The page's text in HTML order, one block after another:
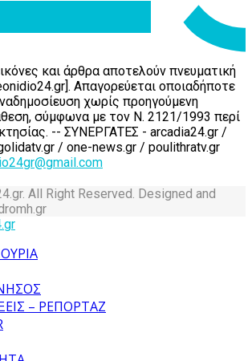
και άρθρα αποτελούν πνευματική
Απαγορεύεται οποιαδήποτε
χωρίς προηγούμενη
σύμφωνα με τον Ν. 2121/1993 περί
-- ΣΥΝΕΡΓΑΤΕΣ - arcadia24.gr /
/ one-news.gr / poulithratv.gr
All Right Reserved. Designed and
– ΡΕΠΟΡΤΑΖ